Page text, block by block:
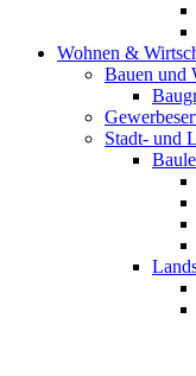
Wohnen &
Bauen und
Stadt- und